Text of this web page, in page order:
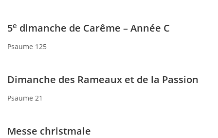
5e dimanche de Carême – Année C
Psaume 125
Dimanche des Rameaux et de la Passion
Psaume 21
Messe christmale